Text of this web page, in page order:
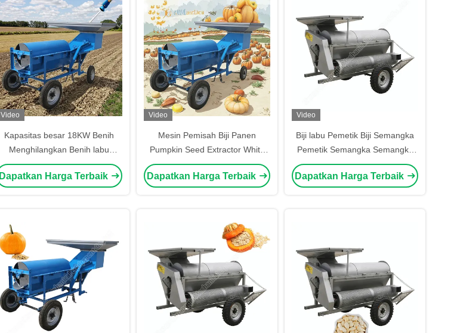
Video
Kapasitas besar 18KW Benih
Menghilangkan Benih labu
Ekstrak Serbuk Dan Mesin
Panen
Dapatkan Harga Terbaik
Video
Mesin Pemisah Biji Panen
Pumpkin Seed Extractor White
Pumpkin Extract Pumpkin Seeds
Mesin Pemisah
Dapatkan Harga Terbaik
Video
Biji labu Pemetik Biji Semangka
Pemetik Semangka Semangka
Semangka Air Semangka Dan
Biji Semangka Pemetik
Dapatkan Harga Terbaik